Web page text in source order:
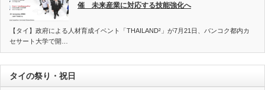
催 未来産業に対応する技能強化へ
【タイ】政府による人材育成イベント「THAILAND²」が7月21日、バンコク都内カ
セサート大学で開…
タイの祭り・祝日